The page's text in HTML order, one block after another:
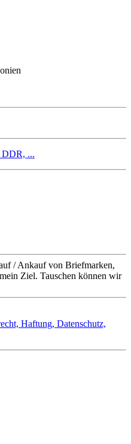
DDR, ...
/ Ankauf von Briefmarken,
Ziel. Tauschen können wir
Haftung, Datenschutz,